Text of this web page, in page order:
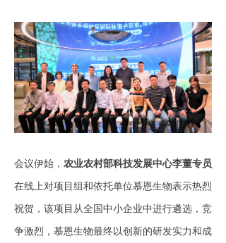
会议伊始， 农业农村部科技发展中心李董专员
在线上对项目组和依托单位慕恩生物表示热烈
祝贺，该项目从全国中小企业中进行遴选，竞
争激烈，慕恩生物最终以创新的研发实力和成